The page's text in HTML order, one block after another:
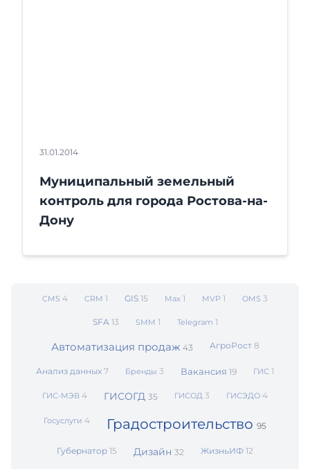
31.01.2014
Муниципальный земельный
контроль для города Ростова-на-
Дону
CMS 4 CRM 1 GIS 15 Max 1 MVP 1 OMS 3
SFA 13 SMM 1 Telegram 1
Автоматизация продаж 43 АгроРост 8
Анализ данных 7 Бренды 3 Вакансия 19 ГИС 1
ГИС-МЭВ 4 ГИСОГД 35 ГИСОД 3 ГИСЭДО 4
Госуслуги 4 Градостроительство 95
Губернатор 15 Дизайн 32 ЖизньИФ 12